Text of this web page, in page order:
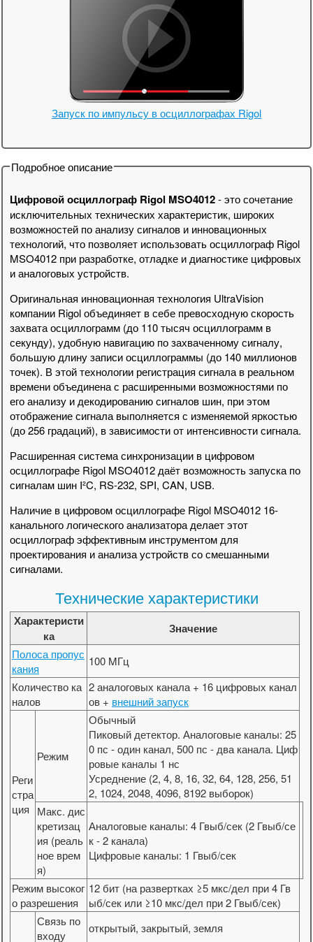
Запуск по импульсу в осциллографах Rigol
Подробное описание
Цифровой осциллограф Rigol MSO4012- это сочетание
исключительных технических характеристик, широких
возможностей по анализу сигналов и инновационных
технологий, что позволяет использовать осциллограф Rigol
MSO4012 при разработке, отладке и диагностике цифровых
и аналоговых устройств.
Оригинальная инновационная технология UltraVision
компании Rigol объединяет в себе превосходную скорость
захвата осциллограмм (до 110 тысяч осциллограмм в
секунду), удобную навигацию по захваченному сигналу,
большую длину записи осциллограммы (до 140 миллионов
точек). В этой технологии регистрация сигнала в реальном
времени объединена с расширенными возможностями по
его анализу и декодированию сигналов шин, при этом
отображение сигнала выполняется с изменяемой яркостью
(до 256 градаций), в зависимости от интенсивности сигнала.
Расширенная система синхронизации в цифровом
осциллографе Rigol MSO4012 даёт возможность запуска по
сигналам шин I²C, RS-232, SPI, CAN, USB.
Наличие в цифровом осциллографе Rigol MSO4012 16-
канального логического анализатора делает этот
осциллограф эффективным инструментом для
проектирования и анализа устройств со смешанными
сигналами.
Технические характеристики
Характеристи
ка
Значение
Полоса пропус
кания
100 MГц
Количество ка
налов
2 аналоговых канала + 16 цифровых канал
ов + внешний запуск
Реги
стра
ция
Режим
Обычный
Пиковый детектор. Аналоговые каналы: 25
0 пс - один канал, 500 пс - два канала. Циф
ровые каналы 1 нс
Усреднение (2, 4, 8, 16, 32, 64, 128, 256, 51
2, 1024, 2048, 4096, 8192 выборок)
Макс. дис
кретизац
ия (реаль
ное врем
я)
Аналоговые каналы: 4 Гвыб/сек (2 Гвыб/се
к - 2 канала)
Цифровые каналы: 1 Гвыб/сек
Режим высоког
о разрешения
12 бит (на развертках ≥5 мкс/дел при 4 Гв
ыб/сек или ≥10 мкс/дел при 2 Гвыб/сек)
Связь по
входу
открытый, закрытый, земля